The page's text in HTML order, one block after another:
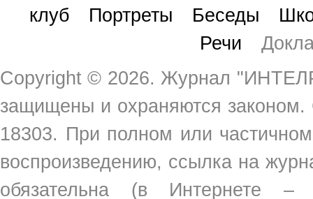
клуб
Портреты Беседы
Речи
Copyright © 2026. Журнал
защищены и охраняются
18303. При полном или
воспроизведению, ссылка на
обязательна (в Интернете